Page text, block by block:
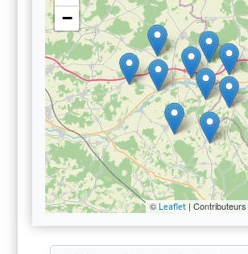
−
© Leaflet| Contributeurs